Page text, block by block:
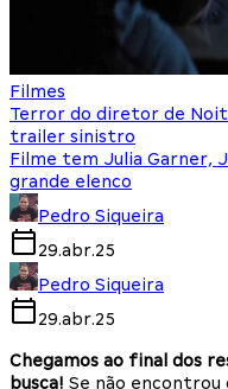
Filmes
Terror do diretor de
trailer sinistro
Filme tem Julia Garner,
grande elenco
Pedro Siqueira
29.abr.25
Pedro Siqueira
29.abr.25
Chegamos ao final dos
busca! Se não encontrou